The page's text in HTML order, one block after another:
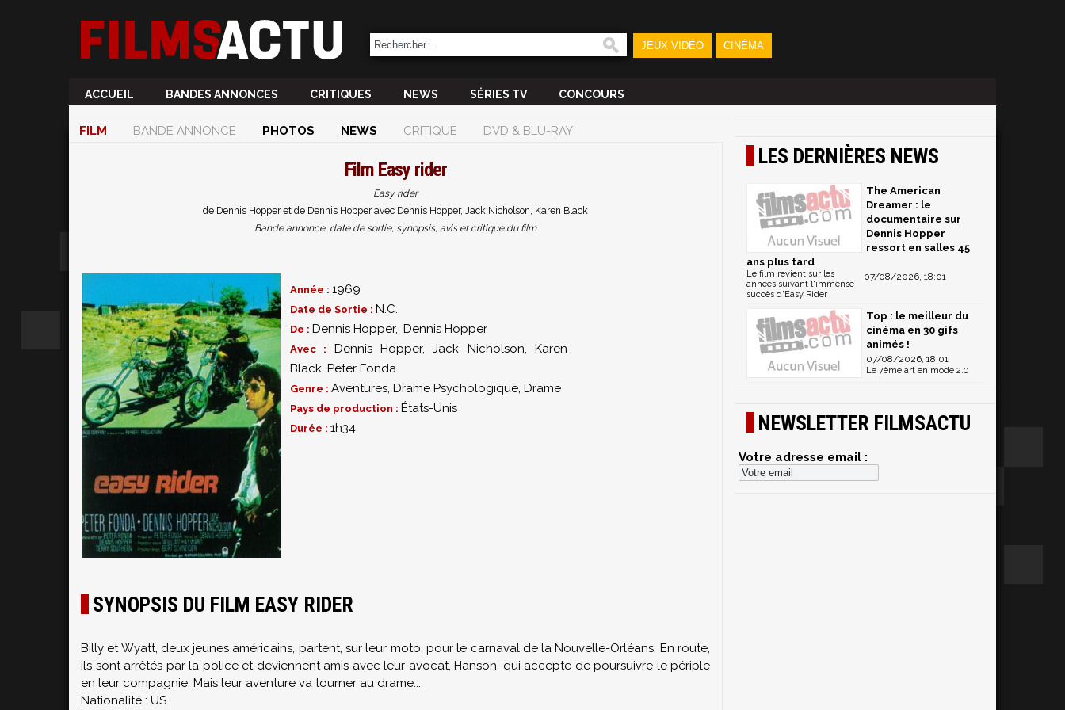
JEUX VIDÉO CINÉMA
ACCUEIL BANDES ANNONCES CRITIQUES NEWS SÉRIES TV CONCOURS
FILM BANDE ANNONCE PHOTOS NEWS CRITIQUE DVD & BLU-RAY
Film Easy rider
Easy rider
de Dennis Hopper et de Dennis Hopper avec Dennis Hopper, Jack Nicholson, Karen Black
Bande annonce, date de sortie, synopsis, avis et critique du film
Année : 1969
Date de Sortie : N.C.
De : Dennis Hopper, Dennis Hopper
Avec : Dennis Hopper,Jack Nicholson,Karen
Black, Peter Fonda
Genre : Aventures, Drame Psychologique, Drame
Pays de production : États-Unis
Durée : 1h34
SYNOPSIS DU FILM EASY RIDER
Billy et Wyatt, deux jeunes américains, partent, sur leur moto, pour le carnaval de la Nouvelle-Orléans. En route,
ils sont arrêtés par la police et deviennent amis avec leur avocat, Hanson, qui accepte de poursuivre le périple
en leur compagnie. Mais leur aventure va tourner au drame...
Nationalité : US
LES DERNIÈRES NEWS
The American
Dreamer : le
documentaire sur
Dennis Hopper
ressort en salles 45
ans plus tard
07/08/2026, 18:01
Le film revient sur les
années suivant l'immense
succès d'Easy Rider
Top : le meilleur du
cinéma en 30 gifs
animés !
07/08/2026, 18:01
Le 7ème art en mode 2.0
NEWSLETTER FILMSACTU
Votre adresse email :